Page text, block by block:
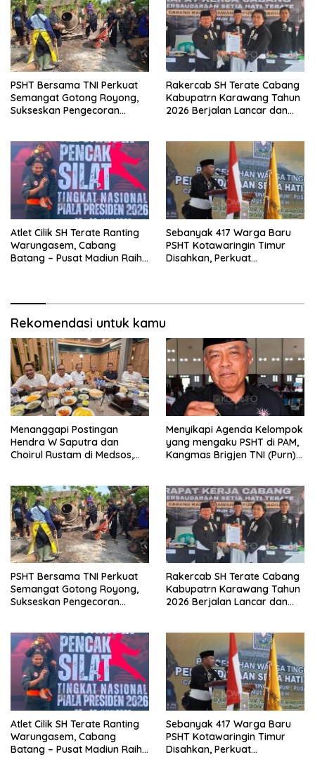
PSHT Bersama TNI Perkuat
Semangat Gotong Royong,
Sukseskan Pengecoran
Rakercab SH Terate Cabang
Kabupatrn Karawang Tahun
2026 Berjalan Lancar dan
Atlet Cilik SH Terate Ranting
Warungasem, Cabang
Batang – Pusat Madiun Raih
Sebanyak 417 Warga Baru
PSHT Kotawaringin Timur
Disahkan, Perkuat
Rekomendasi untuk kamu
Menanggapi Postingan
Hendra W Saputra dan
Choirul Rustam di Medsos,
Menyikapi Agenda Kelompok
yang mengaku PSHT di PAM,
Kangmas Brigjen TNI (Purn)
PSHT Bersama TNI Perkuat
Semangat Gotong Royong,
Sukseskan Pengecoran
Rakercab SH Terate Cabang
Kabupatrn Karawang Tahun
2026 Berjalan Lancar dan
Atlet Cilik SH Terate Ranting
Warungasem, Cabang
Batang – Pusat Madiun Raih
Sebanyak 417 Warga Baru
PSHT Kotawaringin Timur
Disahkan, Perkuat